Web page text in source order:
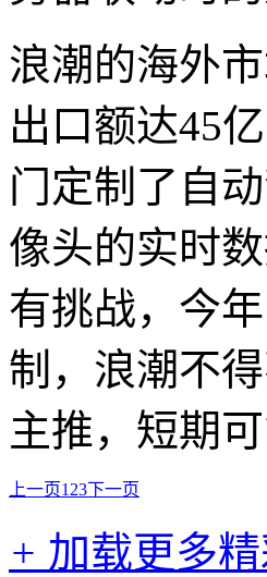
浪潮的海外
出口额达45
门定制了自
像头的实时
有挑战，今
制，浪潮不
主推，短期
上一页1 23下一页
+ 加载更多